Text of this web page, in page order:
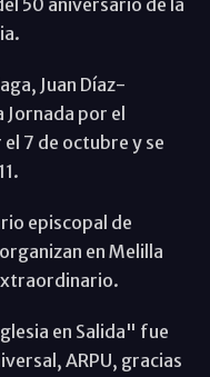
Juan Díaz-
Jornada por el
7 de octubre y se
episcopal de
en Melilla
en Salida" fue
ARPU, gracias